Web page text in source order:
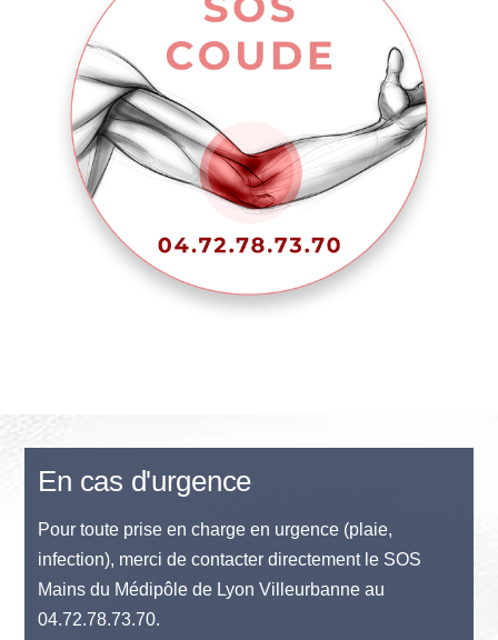
En cas d'urgence
Pour toute prise en charge en urgence (plaie,
infection), merci de contacter directement le SOS
Mains du Médipôle de Lyon Villeurbanne au
04.72.78.73.70.